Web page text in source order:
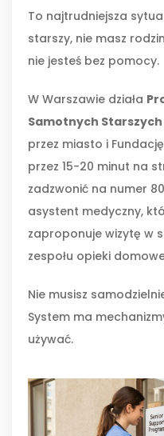
To najtrudniejsza
starszy, nie masz
nie jesteś bez pomocy.
W Warszawie działa
Samotnych Starszych
przez miasto i
przez 15-20 minut na
zadzwonić na numer
asystent medyczny,
zaproponuje wizytę w
zespołu opieki
Nie musisz
System ma
używać.